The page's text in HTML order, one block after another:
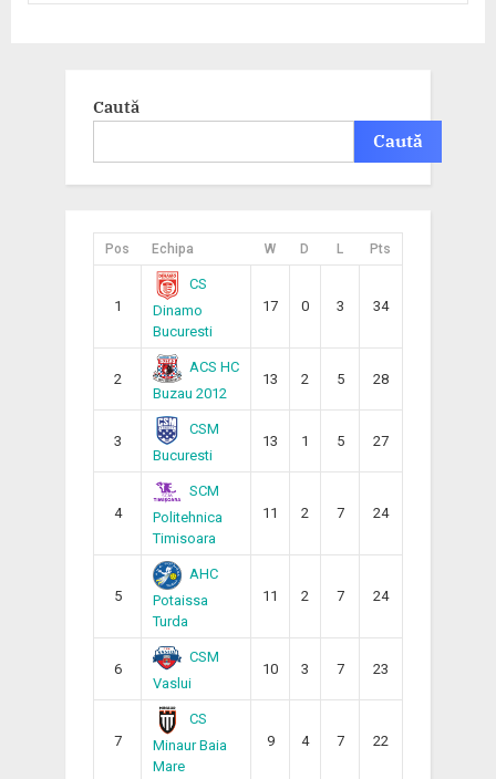
Caută
Caută
Pos Echipa W D L Pts
1
CS
Dinamo
Bucuresti
17 0 3 34
2
ACS HC
Buzau 2012
13 2 5 28
3
CSM
Bucuresti
13 1 5 27
4
SCM
Politehnica
Timisoara
11 2 7 24
5
AHC
Potaissa
Turda
11 2 7 24
6
CSM
Vaslui
10 3 7 23
7
CS
Minaur Baia
Mare
9 4 7 22